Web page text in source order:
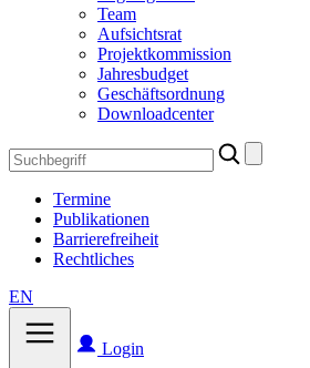
Team
Aufsichtsrat
Projektkommission
Jahresbudget
Geschäftsordnung
Downloadcenter
Search
for:
Termine
Publikationen
Barrierefreiheit
Rechtliches
EN
Login